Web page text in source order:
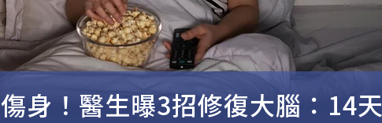
身！醫生曝3招修復大腦：14天